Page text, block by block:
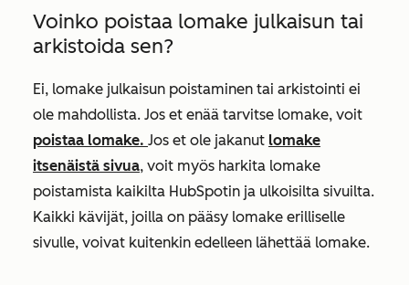
Voinko poistaa lomake julkaisun tai
arkistoida sen?
Ei, lomake julkaisun poistaminen tai arkistointi ei
ole mahdollista. Jos et enää tarvitse lomake, voit
poistaa lomake. Jos et ole jakanut lomake
itsenäistä sivua, voit myös harkita lomake
poistamista kaikilta HubSpotin ja ulkoisilta sivuilta.
Kaikki kävijät, joilla on pääsy lomake erilliselle
sivulle, voivat kuitenkin edelleen lähettää lomake.